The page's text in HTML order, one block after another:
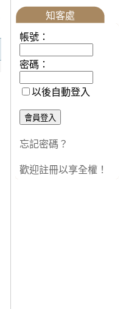
知客處
帳號：
密碼：
以後自動登入
忘記密碼？
歡迎註冊以享全權！